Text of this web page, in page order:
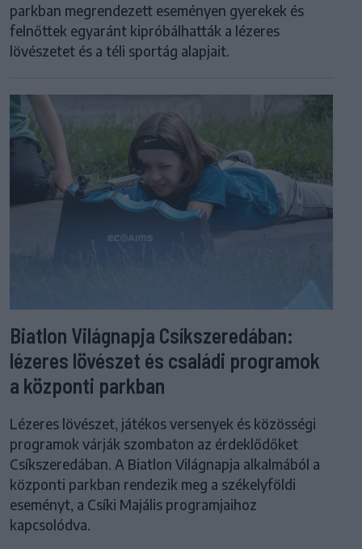
parkban megrendezett eseményen gyerekek és
felnőttek egyaránt kipróbálhatták a lézeres
lövészetet és a téli sportág alapjait.
Biatlon Világnapja Csíkszeredában:
lézeres lövészet és családi programok
a központi parkban
Lézeres lövészet, játékos versenyek és közösségi
programok várják szombaton az érdeklődőket
Csíkszeredában. A Biatlon Világnapja alkalmából a
központi parkban rendezik meg a székelyföldi
eseményt, a Csíki Majális programjaihoz
kapcsolódva.